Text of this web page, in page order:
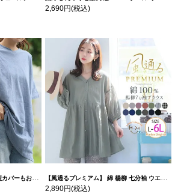
2,690円(税込)
サイズの通販ならハッピーマリリン 【風通るプレミアム】 綿 楊柳 七分袖 ウエストギャザー ブラウス | 大きいサイズの通販ならハッピーマリリン
2,890円(税込)